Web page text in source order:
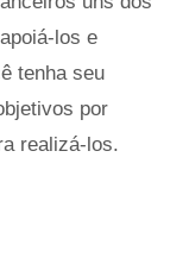
los e
tenha seu
por
realizá-los.